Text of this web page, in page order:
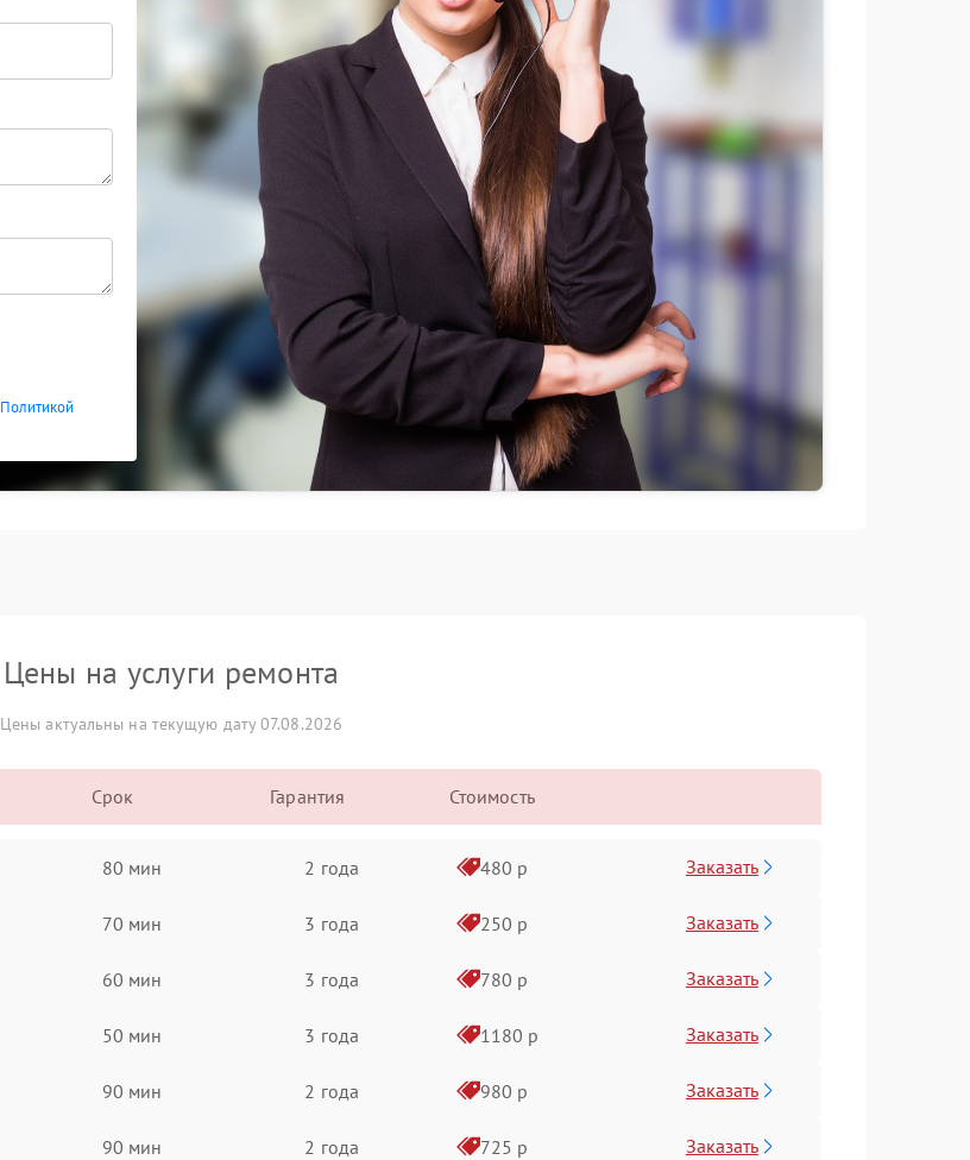
Политикой
Цены на услуги ремонта
Цены актуальны на текущую дату 07.08.2026
Срок Гарантия Стоимость
80 мин 2 года 480 р Заказать
70 мин 3 года 250 р Заказать
60 мин 3 года 780 р Заказать
50 мин 3 года 1180 р Заказать
90 мин 2 года 980 р Заказать
90 мин 2 года 725 р Заказать